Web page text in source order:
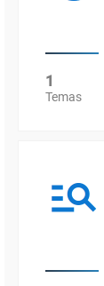
1
Temas